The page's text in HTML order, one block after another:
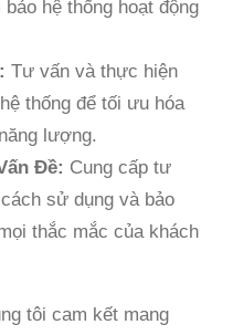
hệ thống hoạt động
Tư vấn và thực hiện
thống để tối ưu hóa
lượng.
Đề: Cung cấp tư
sử dụng và bảo
thắc mắc của khách
tôi cam kết mang